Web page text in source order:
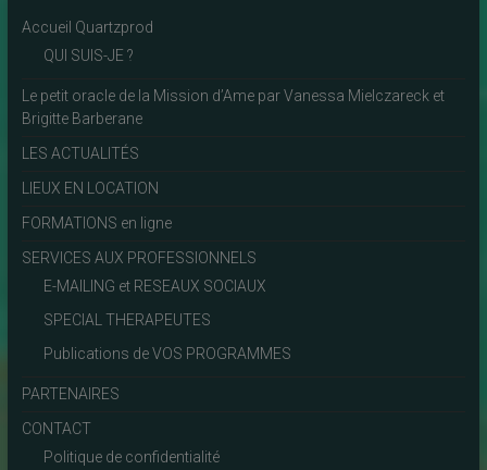
Accueil Quartzprod
QUI SUIS-JE ?
Le petit oracle de la Mission d’Ame par Vanessa Mielczareck et
Brigitte Barberane
LES ACTUALITÉS
LIEUX EN LOCATION
FORMATIONS en ligne
SERVICES AUX PROFESSIONNELS
E-MAILING et RESEAUX SOCIAUX
SPECIAL THERAPEUTES
Publications de VOS PROGRAMMES
PARTENAIRES
CONTACT
Politique de confidentialité